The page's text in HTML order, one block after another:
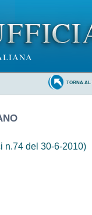
TORNA AL
n.74 del 30-6-2010)